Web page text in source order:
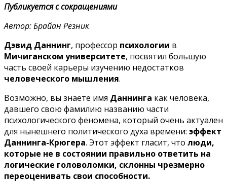
Публикуется с сокращениями
Автор: Брайан Резник
Дэвид Даннинг, профессор психологии в
Мичиганском университете, посвятил большую
часть своей карьеры изучению недостатков
человеческого мышления.
Возможно, вы знаете имя Даннинга как человека,
давшего свою фамилию названию части
психологического феномена, который очень актуален
для нынешнего политического духа времени: эффект
Даннинга-Крюгера. Этот эффект гласит, что люди,
которые не в состоянии правильно ответить на
логические головоломки, склонны чрезмерно
переоценивать свои способности.